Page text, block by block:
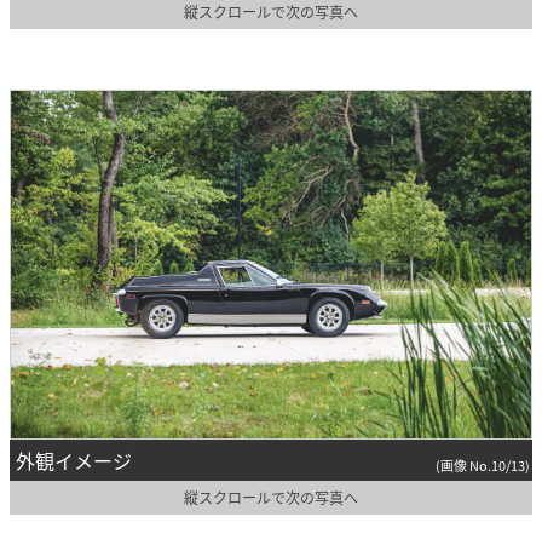
縦スクロールで次の写真へ
外観イメージ (画像 No.10/13)
縦スクロールで次の写真へ